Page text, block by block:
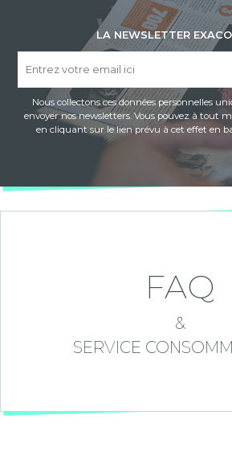
LA NEWSLETTER
Nous collectons ces données personnelles
envoyer nos newsletters. Vous pouvez à tout
en cliquant sur le lien prévu à cet effet en
FAQ
&
SERVICE